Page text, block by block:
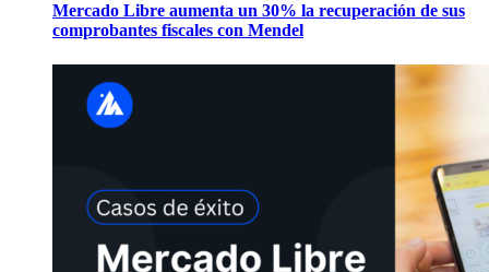
Mercado Libre aumenta un 30% la recuperación de sus
comprobantes fiscales con Mendel